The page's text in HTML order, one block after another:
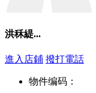
洪秝緹...
進入店鋪 撥打電話
物件编码：